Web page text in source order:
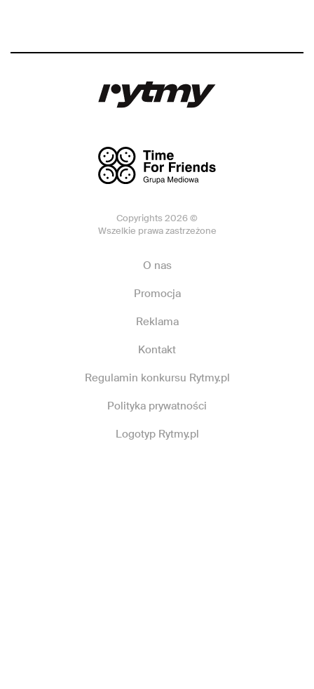
Copyrights 2026 ©
Wszelkie prawa zastrzeżone
O nas
Promocja
Reklama
Kontakt
Regulamin konkursu Rytmy.pl
Polityka prywatności
Logotyp Rytmy.pl